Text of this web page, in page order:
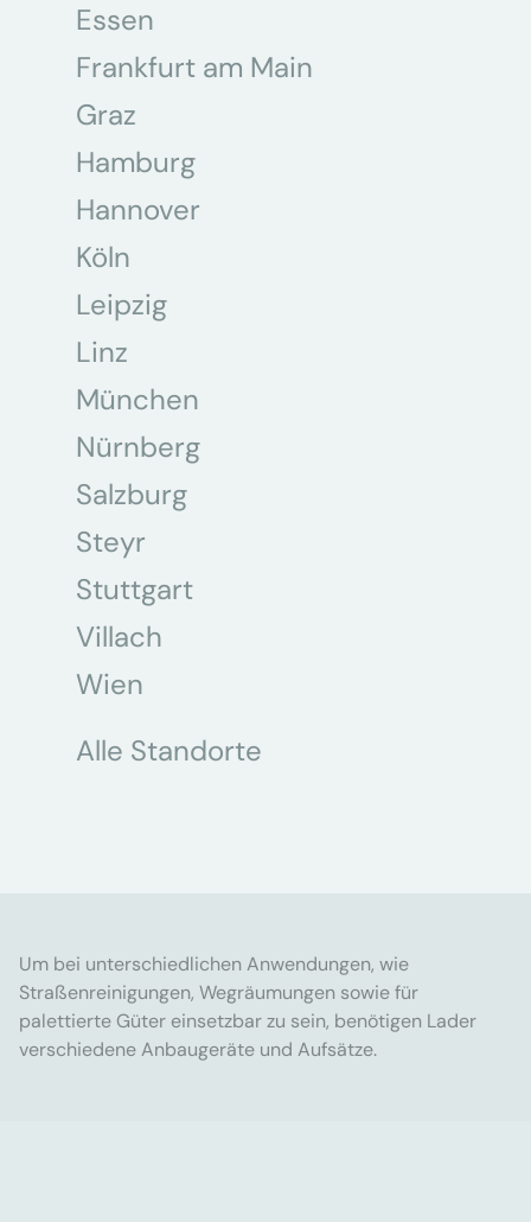
Essen
Frankfurt am Main
Graz
Hamburg
Hannover
Köln
Leipzig
Linz
München
Nürnberg
Salzburg
Steyr
Stuttgart
Villach
Wien
Alle Standorte
Um bei unterschiedlichen Anwendungen, wie
Straßenreinigungen, Wegräumungen sowie für
palettierte Güter einsetzbar zu sein, benötigen Lader
verschiedene Anbaugeräte und Aufsätze.